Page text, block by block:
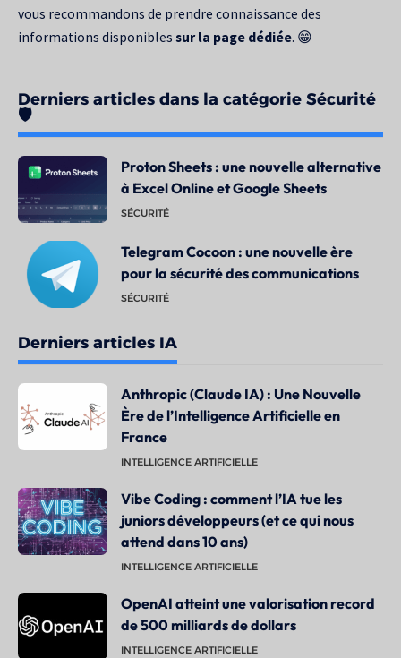
vous recommandons de prendre connaissance des
informations disponibles sur la page dédiée. 😁
Derniers articles dans la catégorie Sécurité
🛡️
Proton Sheets : une nouvelle alternative
à Excel Online et Google Sheets
SÉCURITÉ
Telegram Cocoon : une nouvelle ère
pour la sécurité des communications
SÉCURITÉ
Derniers articles IA
Anthropic (Claude IA) : Une Nouvelle
Ère de l’Intelligence Artificielle en
France
INTELLIGENCE ARTIFICIELLE
Vibe Coding : comment l’IA tue les
juniors développeurs (et ce qui nous
attend dans 10 ans)
INTELLIGENCE ARTIFICIELLE
OpenAI atteint une valorisation record
de 500 milliards de dollars
INTELLIGENCE ARTIFICIELLE